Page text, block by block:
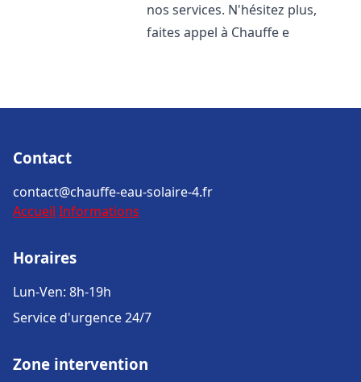
nos services. N'hésitez plus,
faites appel à Chauffe e
Contact
contact@chauffe-eau-solaire-4.fr
Accueil Informations
Horaires
Lun-Ven: 8h-19h
Service d'urgence 24/7
Zone intervention